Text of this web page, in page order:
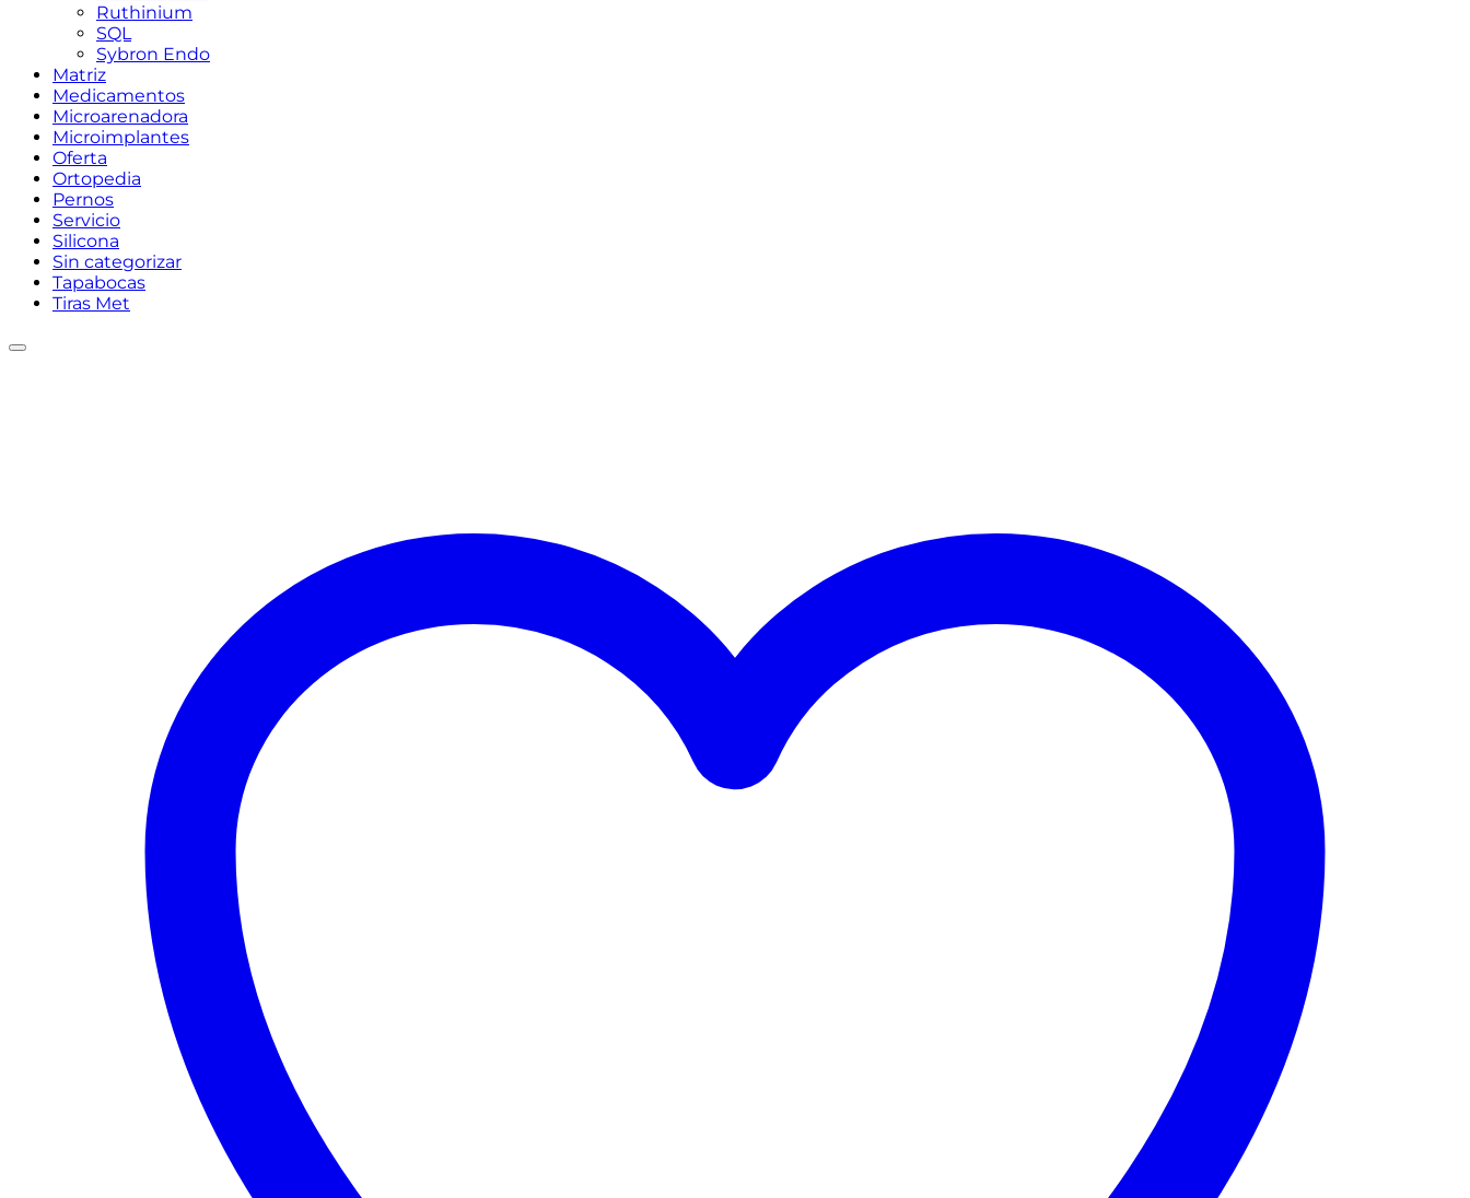
Ruthinium
SQL
Sybron Endo
Matriz
Medicamentos
Microarenadora
Microimplantes
Oferta
Ortopedia
Pernos
Servicio
Silicona
Sin categorizar
Tapabocas
Tiras Met